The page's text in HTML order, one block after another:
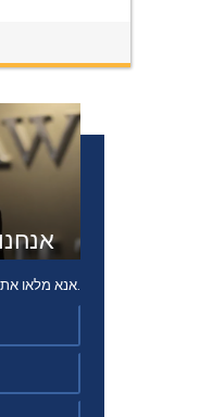
אנא מלאו את הטופס ונחזור אליכם בהקדם.